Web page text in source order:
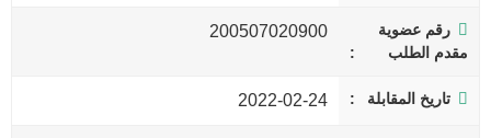
رقم عضوية
مقدم الطلب
200507020900
تاريخ المقابلة 2022-02-24